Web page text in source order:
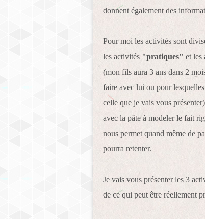
donnent également des
Pour moi les activités sont
les activités "pratiques" et les
(mon fils aura 3 ans dans 2
faire avec lui ou pour
celle que je vais vous
avec la pâte à modeler le fait
nous permet quand même de
pourra retenter.
Je vais vous présenter les 3
de ce qui peut être réellement